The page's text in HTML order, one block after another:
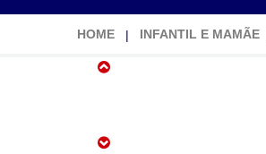
HOME INFANTIL E MAMÃE
Toalhas
Huggies